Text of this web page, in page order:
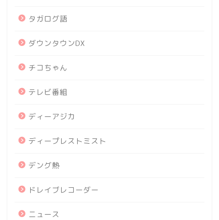
タガログ語
ダウンタウンDX
チコちゃん
テレビ番組
ディーアジカ
ディープレストミスト
デング熱
ドレイブレコーダー
ニュース